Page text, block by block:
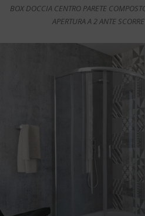
BOX DOCCIA CENTRO PARETE
APERTURA A 2 ANTE